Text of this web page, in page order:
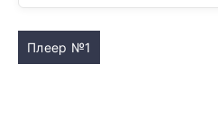
Плеер №1